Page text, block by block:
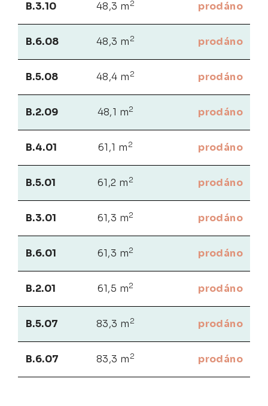
B.3.10 48,3 m 2 prodáno
B.6.08 48,3 m 2 prodáno
B.5.08 48,4 m 2 prodáno
B.2.09 48,1 m2 prodáno
B.4.01 61,1 m 2 prodáno
B.5.01 61,2 m 2 prodáno
B.3.01 61,3 m2 prodáno
B.6.01 61,3 m2 prodáno
B.2.01 61,5 m2 prodáno
B.5.07 83,3 m 2 prodáno
B.6.07 83,3 m 2 prodáno